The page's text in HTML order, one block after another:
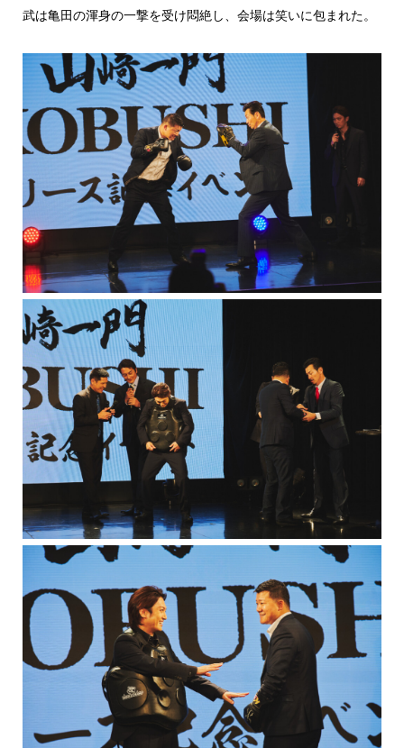
武は亀田の渾身の一撃を受け悶絶し、会場は笑いに包まれた。